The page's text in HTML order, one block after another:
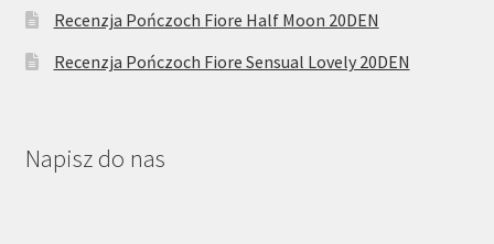
Recenzja Pończoch Fiore Half Moon 20DEN
Recenzja Pończoch Fiore Sensual Lovely 20DEN
Napisz do nas